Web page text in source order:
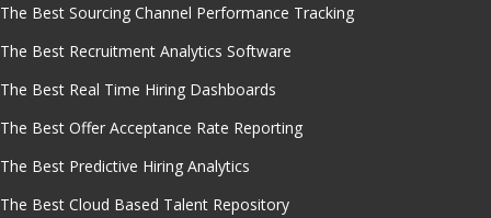
The Best Sourcing Channel Performance Tracking
The Best Recruitment Analytics Software
The Best Real Time Hiring Dashboards
The Best Offer Acceptance Rate Reporting
The Best Predictive Hiring Analytics
The Best Cloud Based Talent Repository